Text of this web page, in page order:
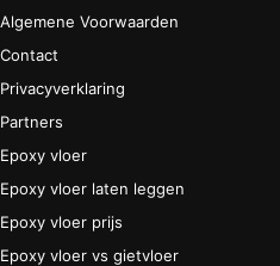
Algemene Voorwaarden
Contact
Privacyverklaring
Partners
Epoxy vloer
Epoxy vloer laten leggen
Epoxy vloer prijs
Epoxy vloer vs gietvloer